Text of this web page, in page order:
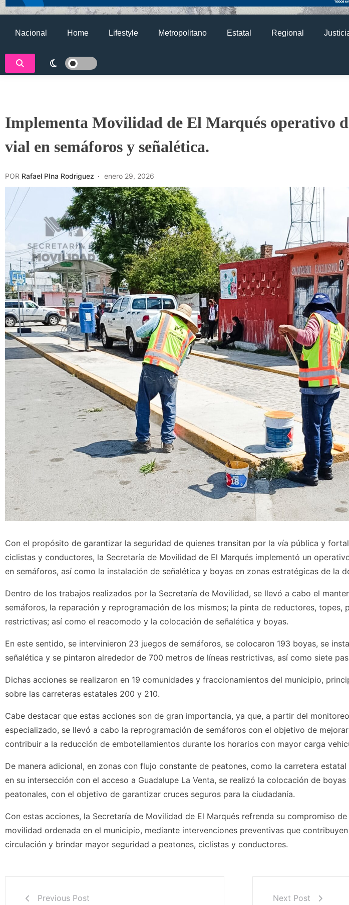
Nacional Home Lifestyle Metropolitano Estatal Regional
Implementa Movilidad de El Marqués operativo
vial en semáforos y señalética.
POR Rafael PIna Rodriguez enero 29, 2026
Con el propósito de garantizar la seguridad de quienes transitan por la vía pública y
ciclistas y conductores, la Secretaría de Movilidad de El Marqués implementó un
en semáforos, así como la instalación de señalética y boyas en zonas estratégicas de la
Dentro de los trabajos realizados por la Secretaría de Movilidad, se llevó a cabo el
semáforos, la reparación y reprogramación de los mismos; la pinta de reductores, topes,
restrictivas; así como el reacomodo y la colocación de señalética y boyas.
En este sentido, se intervinieron 23 juegos de semáforos, se colocaron 193 boyas, se
señalética y se pintaron alrededor de 700 metros de líneas restrictivas, así como siete
Dichas acciones se realizaron en 19 comunidades y fraccionamientos del municipio,
sobre las carreteras estatales 200 y 210.
Cabe destacar que estas acciones son de gran importancia, ya que, a partir del
especializado, se llevó a cabo la reprogramación de semáforos con el objetivo de
contribuir a la reducción de embotellamientos durante los horarios con mayor carga
De manera adicional, en zonas con flujo constante de peatones, como la carretera estatal
en su intersección con el acceso a Guadalupe La Venta, se realizó la colocación de
peatonales, con el objetivo de garantizar cruces seguros para la ciudadanía.
Con estas acciones, la Secretaría de Movilidad de El Marqués refrenda su compromiso
movilidad ordenada en el municipio, mediante intervenciones preventivas que
circulación y brindar mayor seguridad a peatones, ciclistas y conductores.
Previous Post Next Post